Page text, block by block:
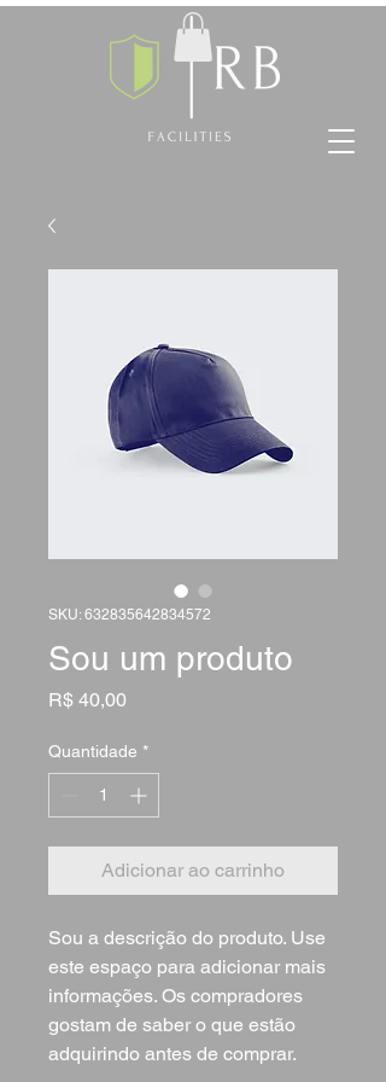
SKU: 632835642834572
Sou um produto
R$ 40,00Preço
Quantidade *
Adicionar ao carrinho
Sou a descrição do produto. Use
este espaço para adicionar mais
informações. Os compradores
gostam de saber o que estão
adquirindo antes de comprar.